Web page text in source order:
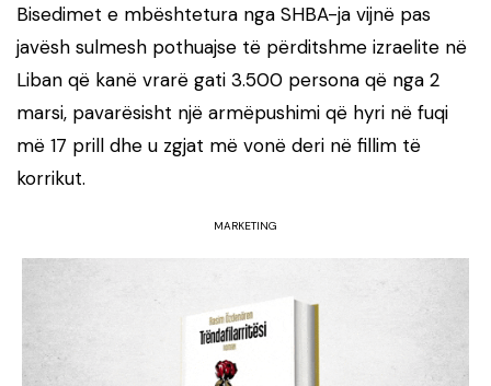
Bisedimet e mbështetura nga SHBA-ja vijnë pas
javësh sulmesh pothuajse të përditshme izraelite në
Liban që kanë vrarë gati 3.500 persona që nga 2
marsi, pavarësisht një armëpushimi që hyri në fuqi
më 17 prill dhe u zgjat më vonë deri në fillim të
korrikut.
MARKETING